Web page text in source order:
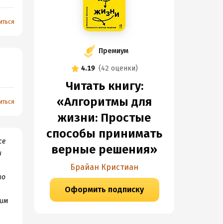
Премиум
4.19 (42 оценки)
Читать книгу:
«Алгоритмы для
жизни: Простые
способы принимать
верные решения»
Брайан Кристиан
Оформить подписку